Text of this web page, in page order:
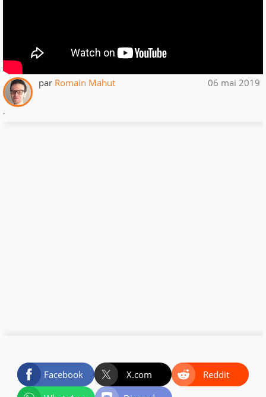
par Romain Mahut 06 mai 2019
.
Facebook X.com
Reddit